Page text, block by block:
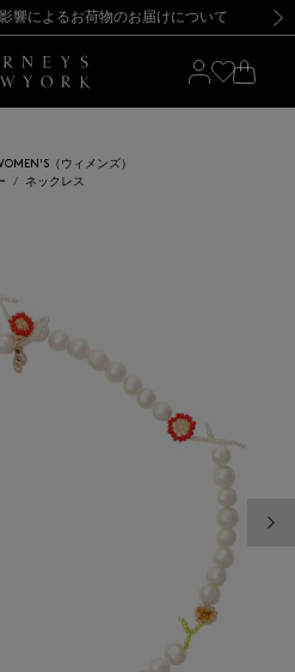
新規登録のお客様も対象！＜MY BARNEYS＞会員のお客様は11,000円（税込）以上のお買上げで常時送料無料！お買い物の際は会員登録を！
【夏季休業に伴う返品・交換承り一時停止のお知らせ】（2026.8.5）
響によるお荷物のお届けについて
SALEのご案内・ご注意事項 新規登録のお客様も対象！＜MY BARNEYS＞会員のお客様は11,000円（税込）以上のお買上げで常時送料無料！お買い物の際は会員登録を！
【夏季休業に伴う返品・交換承り一時停止のお知らせ】（2026.8.5）
（ウィメンズ）
ネックレス